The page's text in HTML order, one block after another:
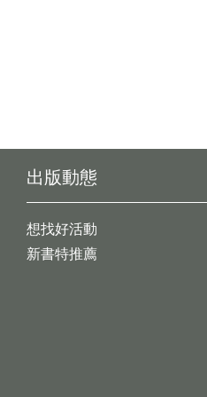
出版動態
想找好活動
新書特推薦